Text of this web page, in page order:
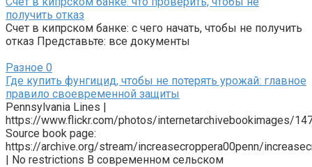
получить отказ
Счет в кипрском банке: с чего начать, чтобы не получить
отказ Представьте: все документы
Разное 0
Где купить фунгицид, чтобы не потерять урожай: главное
правило своевременной защиты
Pennsylvania Lines |
https://www.flickr.com/photos/internetarchivebookimages/
Source book page:
https://archive.org/stream/increasecroppera00penn/
| No restrictions В современном сельском